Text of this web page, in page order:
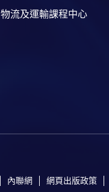
物流及運輸課程中心
內聯網 網頁出版政策